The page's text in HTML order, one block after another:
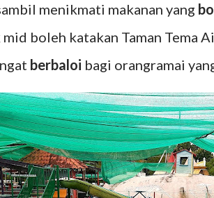
menikmati makanan yang
mid boleh katakan Taman Tema
berbaloi bagi orangramai